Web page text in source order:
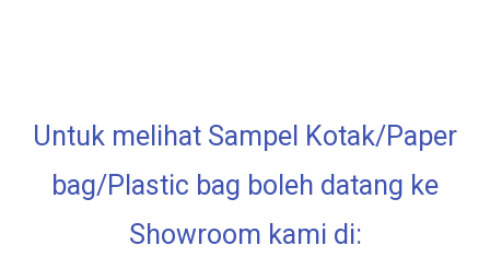
Untuk melihat Sampel Kotak/Paper
bag/Plastic bag boleh datang ke
Showroom kami di: